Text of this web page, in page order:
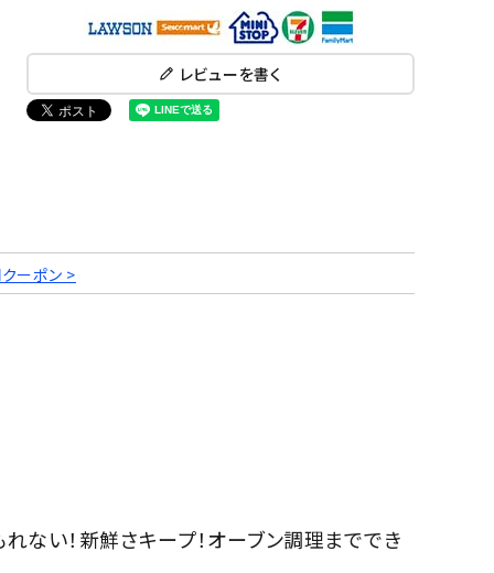
レビューを書く
ーポン >
ない！新鮮さキープ！オーブン調理まででき